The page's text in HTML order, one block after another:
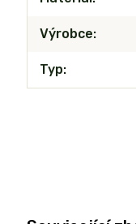
Výrobce
Typ